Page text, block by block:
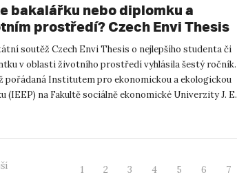
bakalářku nebo diplomku a
prostředí? Czech Envi Thesis
šestý ročník!
soutěž Czech Envi Thesis o nejlepšího studenta či
v oblasti životního prostředí vyhlásila šestý ročník.
pořádaná Institutem pro ekonomickou a ekologickou
(IEEP) na Fakultě sociálně ekonomické Univerzity J. E.
1 2 3 4 5 6 7